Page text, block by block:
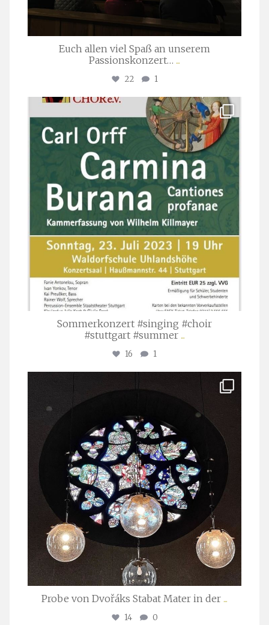
Euch allen viel Spaß an unserem
Passionskonzert… ...
22 1
stuttgarter_oratorienchor
Juli 22
Sommerkonzert #singing #choir
#stuttgart #summer ...
16 1
Apr. 1
Probe von Dvořáks Stabat Mater in der ...
14 0